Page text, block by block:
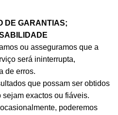
DE GARANTIAS;
ou asseguramos que a
será ininterrupta,
de erros.
que possam ser obtidos
exactos ou fiáveis.
poderemos